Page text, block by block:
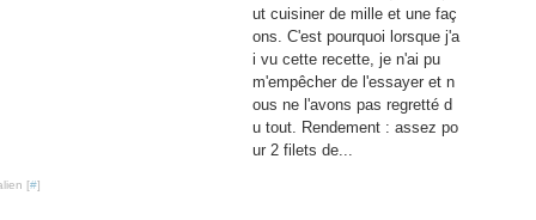
ut cuisiner de mille et une faç
ons. C'est pourquoi lorsque j'a
i vu cette recette, je n'ai pu
m'empêcher de l'essayer et n
ous ne l'avons pas regretté d
u tout. Rendement : assez po
ur 2 filets de...
[#]